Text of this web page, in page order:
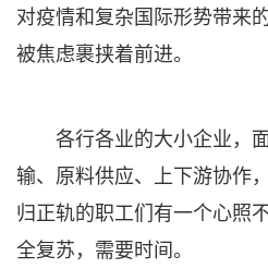
对疫情和复杂国际形势带来
被焦虑裹挟着前进。
各行各业的大小企业，
输、原料供应、上下游协作
归正轨的职工们有一个心照
全复苏，需要时间。